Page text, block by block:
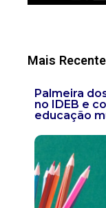
Mais
Palmeira
no IDEB e
educação